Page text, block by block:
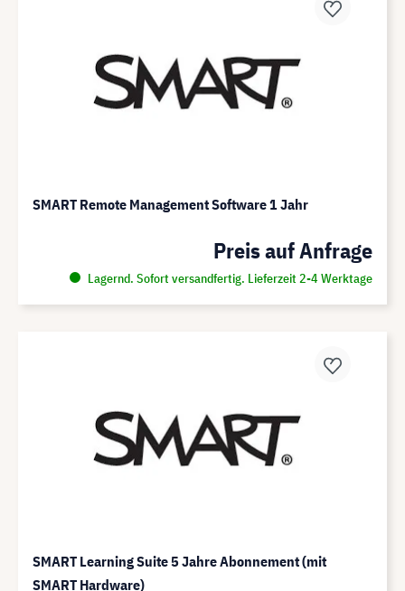
SMART Remote Management Software 1 Jahr
Preis auf Anfrage
Lagernd. Sofort versandfertig. Lieferzeit 2-4 Werktage
SMART Learning Suite 5 Jahre Abonnement (mit
SMART Hardware)